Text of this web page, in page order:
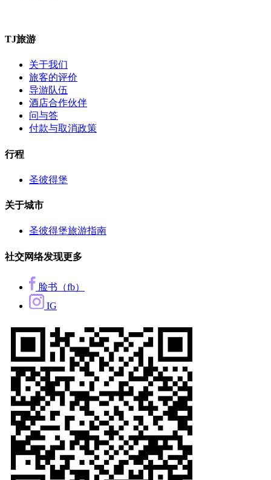
TJ旅游
关于我们
旅客的评价
导游队伍
酒店合作伙伴
问与答
付款与取消政策
行程
圣彼得堡
关于城市
圣彼得堡旅游指南
社交网络发现更多
脸书（fb）
IG